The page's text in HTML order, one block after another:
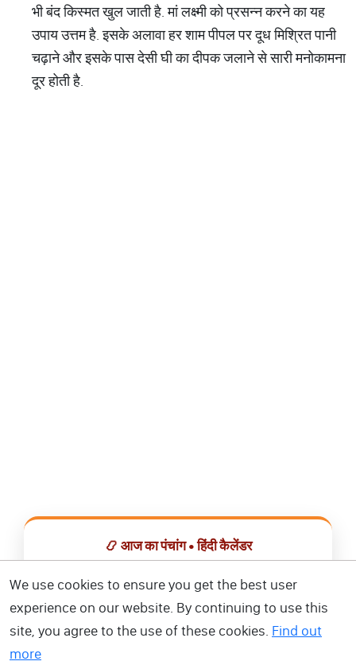
भी बंद किस्मत खुल जाती है. मां लक्ष्मी को प्रसन्न करने का यह
उपाय उत्तम है. इसके अलावा हर शाम पीपल पर दूध मिश्रित पानी
चढ़ाने और इसके पास देसी घी का दीपक जलाने से सारी मनोकामना
दूर होती है.
📿 आज का पंचांग • हिंदी कैलेंडर
📅 हिंदी कैलेंडर ऐप डाउनलोड करें
We use cookies to ensure you get the best user
experience on our website. By continuing to use this
site, you agree to the use of these cookies. Find out
more